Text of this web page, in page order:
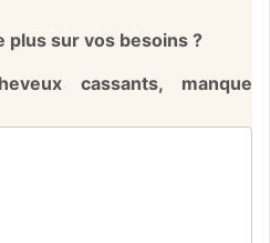
plus sur vos besoins ?
cassants, manque